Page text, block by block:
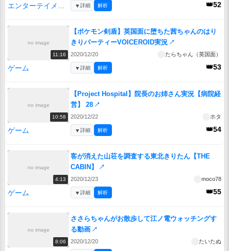
👑52
▼詳細 解析
no image
11:16
【ポケモン剣盾】英国面に堕ちた茜ちゃんのはり
きりパーティーVOICEROID実況 ↗
2020/12/20 たらちゃん（英国面）
ゲーム 👑53
▼詳細 解析
no image
10:58
【Project Hospital】院長のお姉さん実況【病院経
営】 28 ↗
2020/12/22 ホタ
ゲーム 👑54
▼詳細 解析
no image
4:13
客が消えた山荘を調査する東北きりたん【THE
CABIN】
↗
2020/12/23 moco78
ゲーム 👑55
▼詳細 解析
no image
8:06
ささらちゃんがお散歩して江ノ電ウォッチングす
る動画 ↗
2020/12/20 たいたぬ